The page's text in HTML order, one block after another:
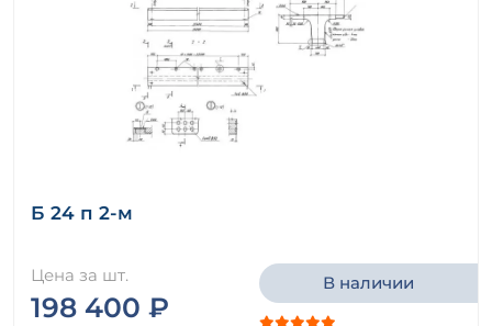
Б 24 п 2-м
Цена за шт.
198 400 ₽
В наличии